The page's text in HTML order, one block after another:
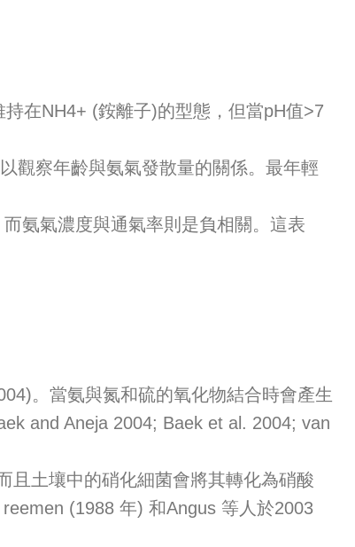
在NH4+ (銨離子)的型態，但當pH值>7
觀察年齡與氨氣發散量的關係。最年輕
氨氣濃度與通氣率則是負相關。這表
。當氨與氮和硫的氧化物結合時會產生
and Aneja 2004; Baek et al. 2004; van
土壤中的硝化細菌會將其轉化為硝酸
(1988 年) 和Angus 等人於2003